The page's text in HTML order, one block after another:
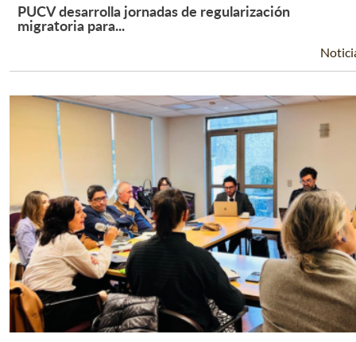
Leer Más +
PUCV desarrolla jornadas de regularización
migratoria para...